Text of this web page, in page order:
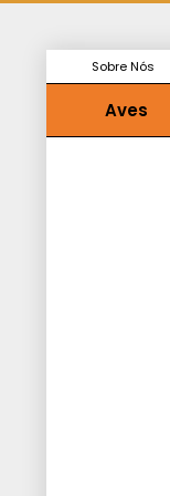
Sobre Nós
Aves